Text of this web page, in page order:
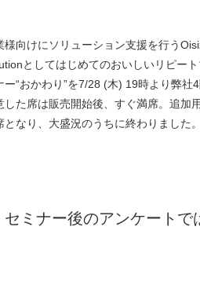
様向けにソリューション支援を行う
としてはじめてのおいしいリピー
ー“おかわり”を7/28 (木) 19時より弊社
した席は販売開始後、すぐ満席。追加
となり、大盛況のうちに終わりました。
セミナー後のアンケートで